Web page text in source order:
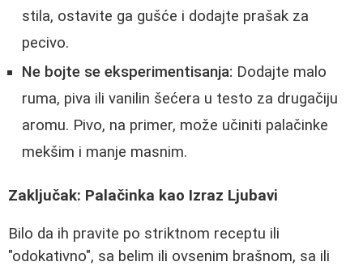
stila, ostavite ga gušće i dodajte prašak za
pecivo.
Ne bojte se eksperimentisanja: Dodajte malo
ruma, piva ili vanilin šećera u testo za drugačiju
aromu. Pivo, na primer, može učiniti palačinke
mekšim i manje masnim.
Zaključak: Palačinka kao Izraz Ljubavi
Bilo da ih pravite po striktnom receptu ili
"odokativno", sa belim ili ovsenim brašnom, sa ili